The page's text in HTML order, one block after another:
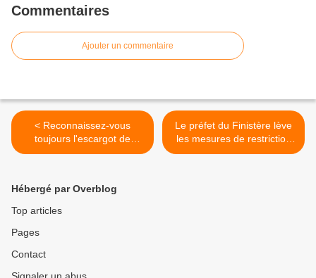
Commentaires
Ajouter un commentaire
< Reconnaissez-vous
toujours l'escargot de
Quimper, espèce protégée
Le préfet du Finistère lève
les mesures de restriction
des usages de l'eau dans le
Hébergé par Overblog
Top articles
Pages
Contact